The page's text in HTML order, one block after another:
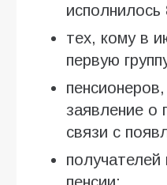
исполнилось
тех, кому в
первую
заявление о
связи с
получателей